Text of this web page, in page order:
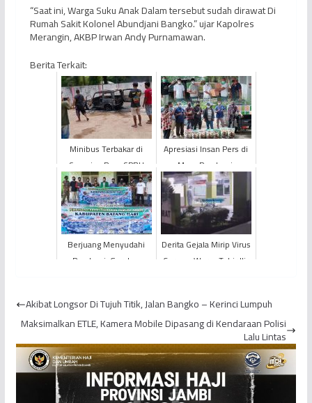
“Saat ini, Warga Suku Anak Dalam tersebut sudah dirawat Di
Rumah Sakit Kolonel Abundjani Bangko.” ujar Kapolres
Merangin, AKBP Irwan Andy Purnamawan.
Berita Terkait:
Minibus Terbakar di
Samping Pom SPBU
Sungai Gelam
Apresiasi Insan Pers di
Masa Pandemi,
PetroChina Salurkan
Bantuan Sembako
Berjuang Menyudahi
Pandemi, Gerakan
Dukung PPKM dan...
Derita Gejala Mirip Virus
Corona, Warga Tabir Ilir
Akibat Longsor Di Tujuh Titik, Jalan Bangko – Kerinci Lumpuh
Maksimalkan ETLE, Kamera Mobile Dipasang di Kendaraan Polisi
Lalu Lintas